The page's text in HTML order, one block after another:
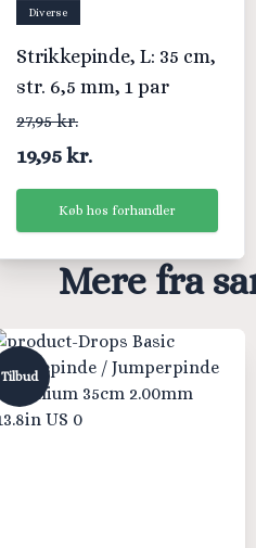
Diverse
Strikkepinde, L: 35 cm,
str. 6,5 mm, 1 par
27,95 kr.
19,95 kr.
Køb hos forhandler
Mere fra
Tilbud